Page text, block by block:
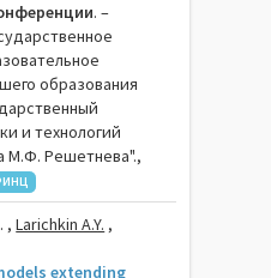
. –
образования
и технологий
М.Ф. Решетнева".,
,Larichkin A.Y. ,
extending